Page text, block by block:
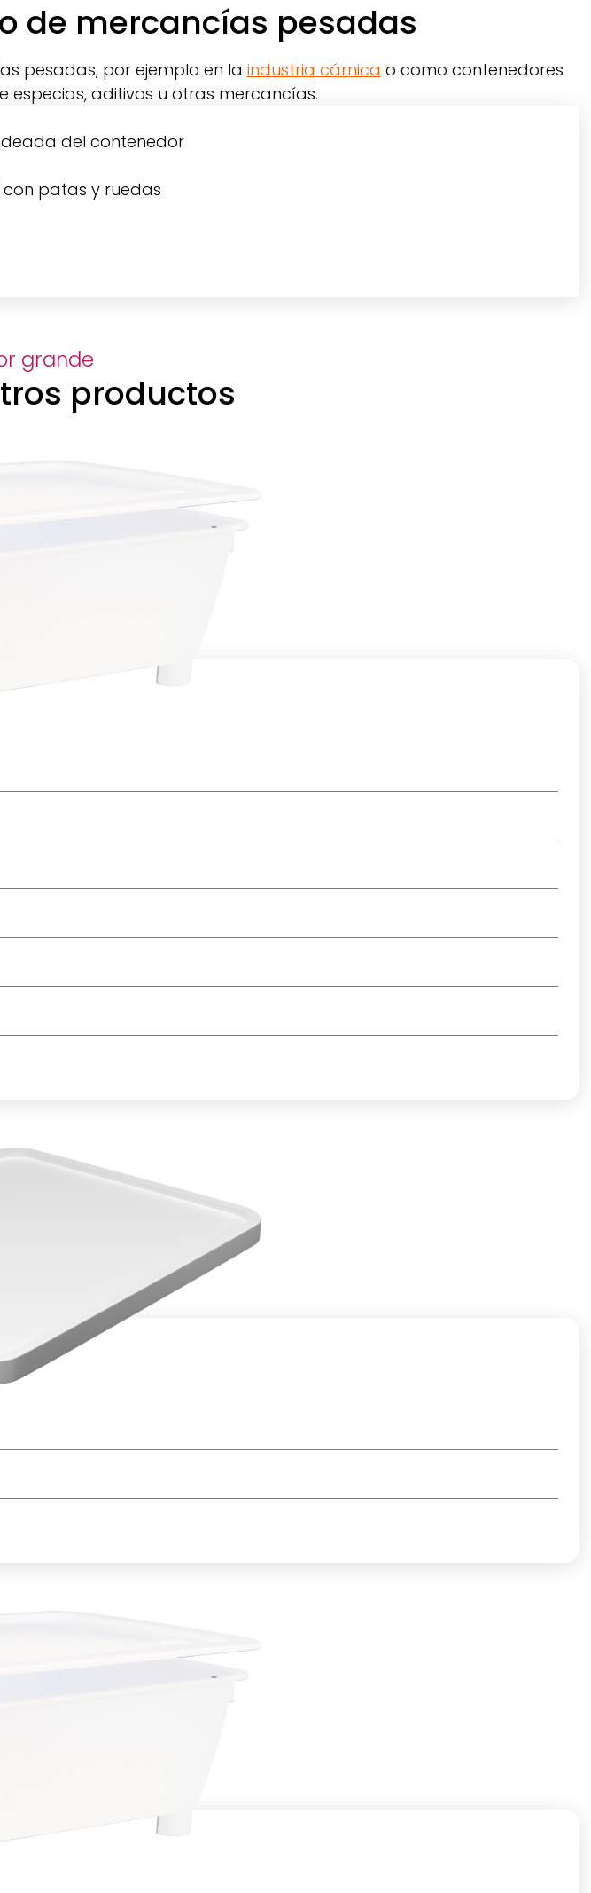
de mercancías pesadas
pesadas, por ejemplo en la industria cárnica o como contenedores
aditivos u otras mercancías.
del contenedor
con patas y ruedas
grande
productos